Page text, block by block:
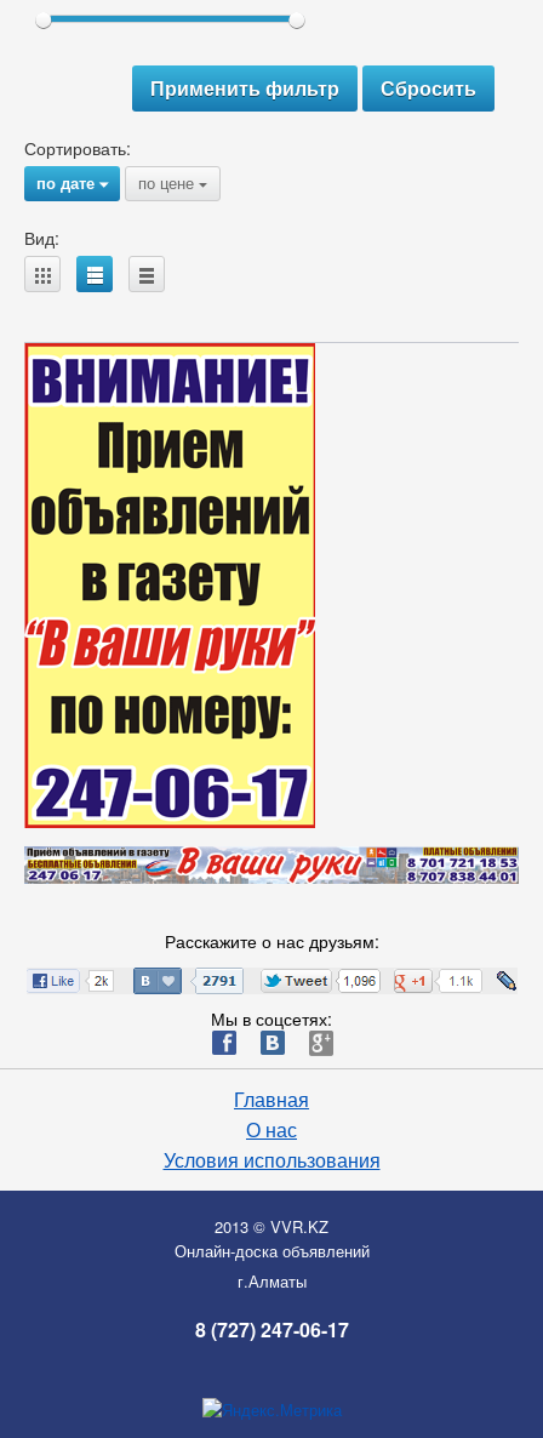
Сортировать:
по дате{ по цене {
Вид:
A B C
Расскажите о нас друзьям:
Мы в соцсетях:
ä æ è
Главная
О нас
Условия использования
2013 © VVR.KZ
Онлайн-доска объявлений
г.Алматы
8 (727) 247-06-17